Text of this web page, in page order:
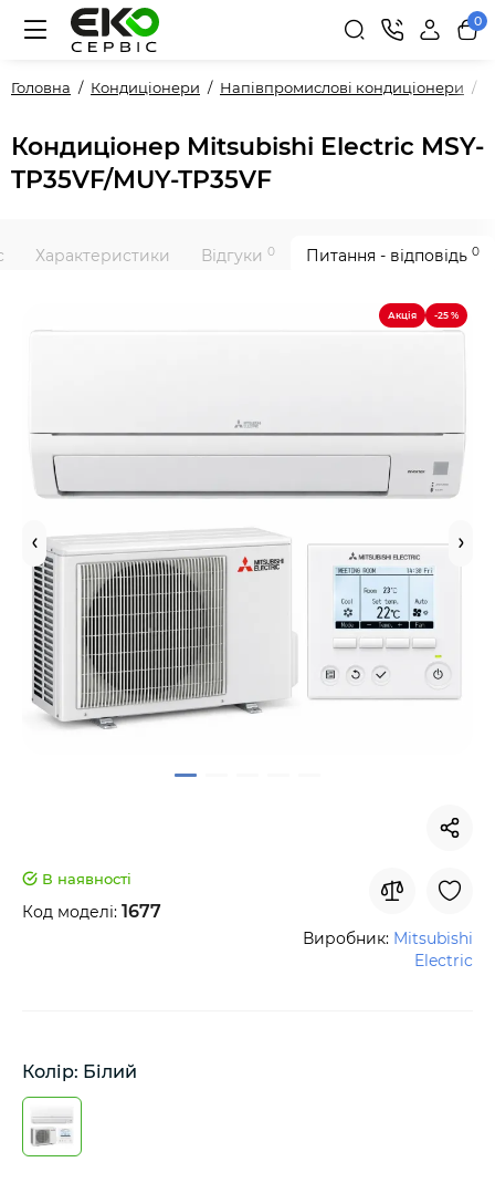
0
Головна Кондиціонери Напівпромислові кондиціонери
Кондиціонер Mitsubishi Electric MSY-
TP35VF/MUY-TP35VF
Характеристики Відгуки 0 Питання - відповідь 0
Акція -25 %
В наявності
Код моделі: 1677
Виробник: Mitsubishi
Electric
Колір: Білий